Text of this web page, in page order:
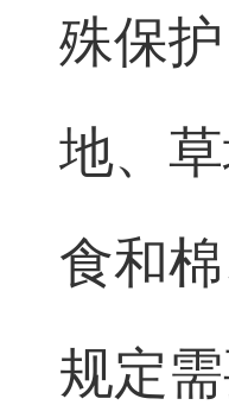
殊保
地、
食和
规定